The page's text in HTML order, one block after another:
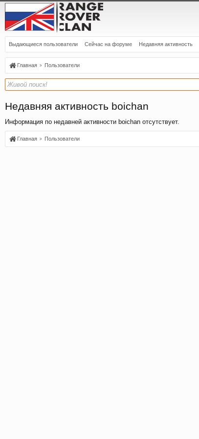
Выдающиеся пользователи Сейчас на форуме Недавняя активность
Главная Пользователи
Недавняя активность boichan
Информация по недавней активности boichan отсутствует.
Главная Пользователи